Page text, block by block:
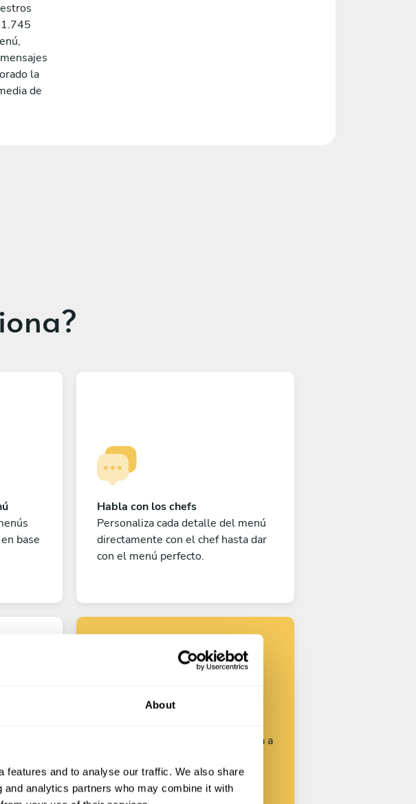
About
features and to analyse our traffic. We also share
analytics partners who may combine it with
la
de
base
Habla con los chefs
Personaliza cada detalle del menú
directamente con el chef hasta dar
con el menú perfecto.
Encuentra tu
chef
Personaliza tu solicitud y empieza a